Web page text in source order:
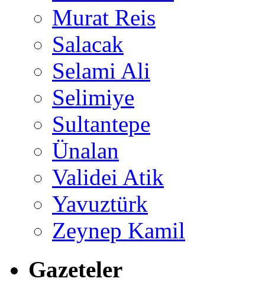
Murat Reis
Salacak
Selami Ali
Selimiye
Sultantepe
Ünalan
Validei Atik
Yavuztürk
Zeynep Kamil
Gazeteler